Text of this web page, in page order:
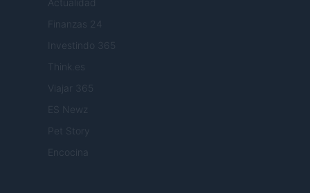
Actualidad
Finanzas 24
Investindo 365
Think.es
Viajar 365
ES Newz
Pet Story
Encocina